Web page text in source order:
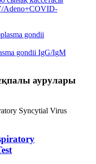
Adeno+COVID-
gondii IgG/IgM
аурулары